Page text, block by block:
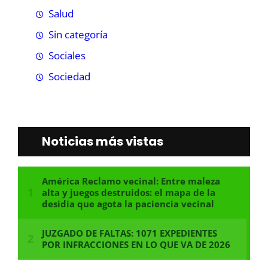
Salud
Sin categoría
Sociales
Sociedad
Noticias más vistas